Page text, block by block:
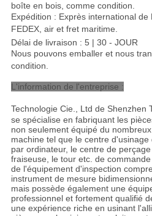
boîte en bois, comme condition.
Expédition : Exprès international de
FEDEX, air et fret maritime
Délai de livraison : 5 | 30 - JOUR
Nous pouvons emballer et nous
condition.
L'information de l'entreprise :
Technologie Cie., Ltd de Shenzhen
se spécialise en fabriquant les
non seulement équipé du
machine tel que le centre
par ordinateur, le centre de
fraiseuse, le tour etc. de
de l'équipement d'inspection
instrument de mesure
mais possède également une
professionnel et fortement qualifié
une expérience riche en usinant